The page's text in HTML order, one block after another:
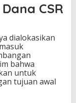
CSR
dialokasikan
bahwa
untuk
tujuan awal